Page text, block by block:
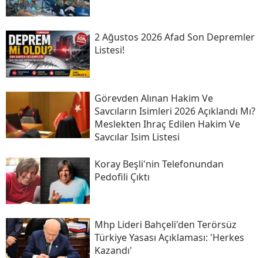
2 Ağustos 2026 Afad Son Depremler
Listesi!
Görevden Alınan Hakim Ve
Savcıların Isimleri 2026 Açıklandı Mı?
Meslekten Ihraç Edilen Hakim Ve
Savcılar Isim Listesi
Koray Beşli'nin Telefonundan
Pedofili Çıktı
Mhp Lideri Bahçeli'den Terörsüz
Türkiye Yasası Açıklaması: 'herkes
Kazandı'